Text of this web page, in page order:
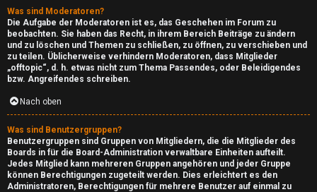
Was sind Moderatoren?
Die Aufgabe der Moderatoren ist es, das Geschehen im Forum zu
beobachten. Sie haben das Recht, in ihrem Bereich Beiträge zu ändern
und zu löschen und Themen zu schließen, zu öffnen, zu verschieben und
zu teilen. Üblicherweise verhindern Moderatoren, dass Mitglieder
„offtopic“, d. h. etwas nicht zum Thema Passendes, oder Beleidigendes
bzw. Angreifendes schreiben.
Nach oben
Was sind Benutzergruppen?
Benutzergruppen sind Gruppen von Mitgliedern, die die Mitglieder des
Boards in für die Board-Administration verwaltbare Einheiten aufteilt.
Jedes Mitglied kann mehreren Gruppen angehören und jeder Gruppe
können Berechtigungen zugeteilt werden. Dies erleichtert es den
Administratoren, Berechtigungen für mehrere Benutzer auf einmal zu
T
o
d
a
y
↳